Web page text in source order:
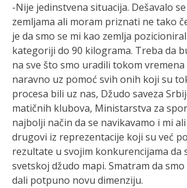
-Nije jedinstvena situacija. Dešavalo
zemljama ali moram priznati ne tako
je da smo se mi kao zemlja
kategoriji do 90 kilograma. Treba da
na sve što smo uradili tokom vremena
naravno uz pomoć svih onih koji su
procesa bili uz nas, Džudo saveza
matičnih klubova, Ministarstva za
najbolji način da se navikavamo i mi
drugovi iz reprezentacije koji su već
rezultate u svojim konkurencijama da
svetskoj džudo mapi. Smatram da
dali potpuno novu dimenziju.